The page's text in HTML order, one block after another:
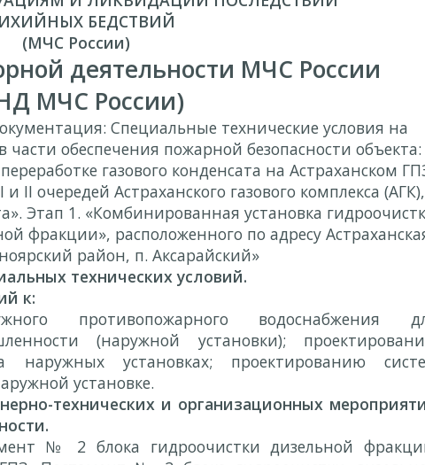
БЕДСТВИЙ
(МЧС России)
деятельности МЧС России
МЧС России)
Специальные технические условия на
части обеспечения пожарной безопасности объекта:
газового конденсата на Астраханском
I и II очередей Астраханского газового комплекса (АГК),
Этап 1. «Комбинированная установка
фракции», расположенного по адресу
район, п. Аксарайский»
технических условий.
к:
противопожарного водоснабжения
(наружной установки);
установках; проектированию
установке.
технических и организационных
№ 2 блока гидроочистки дизельной